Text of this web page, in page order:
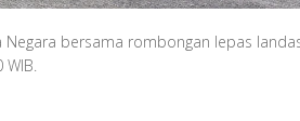
Negara bersama rombongan lepas